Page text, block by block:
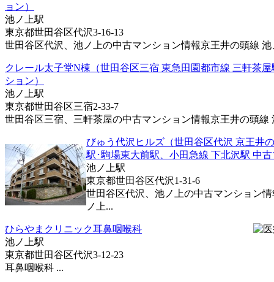
ョン）
池ノ上駅
東京都世田谷区代沢3-16-13
世田谷区代沢、池ノ上の中古マンション情報京王井の頭線 池
クレール太子堂N棟（世田谷区三宿 東急田園都市線 三軒茶
ション）
池ノ上駅
東京都世田谷区三宿2-33-7
世田谷区三宿、三軒茶屋の中古マンション情報京王井の頭線
びゅう代沢ヒルズ（世田谷区代沢 京王井
駅･駒場東大前駅、小田急線 下北沢駅 中
池ノ上駅
東京都世田谷区代沢1-31-6
世田谷区代沢、池ノ上の中古マンション
ノ上...
ひらやまクリニック耳鼻咽喉科
池ノ上駅
東京都世田谷区代沢3-12-23
耳鼻咽喉科 ...